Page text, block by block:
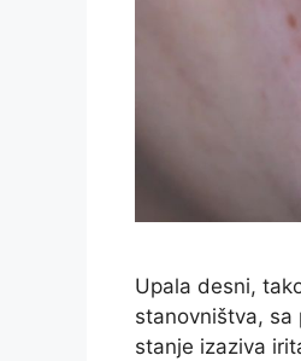
Upala desni,
stanovništva, sa
stanje izaziva